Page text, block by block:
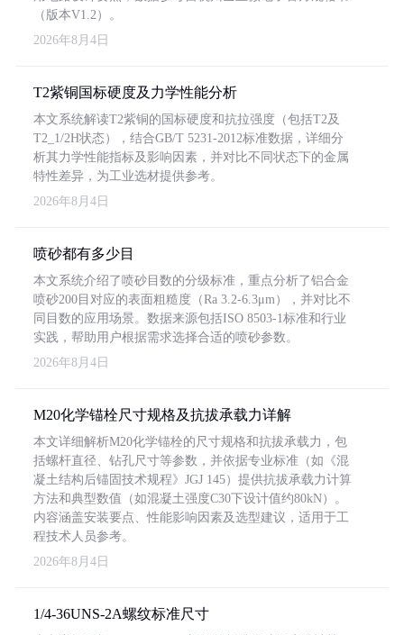
（版本V1.2）。
2026年8月4日
T2紫铜国标硬度及力学性能分析
本文系统解读T2紫铜的国标硬度和抗拉强度（包括T2及
T2_1/2H状态），结合GB/T 5231-2012标准数据，详细分
析其力学性能指标及影响因素，并对比不同状态下的金属
特性差异，为工业选材提供参考。
2026年8月4日
喷砂都有多少目
本文系统介绍了喷砂目数的分级标准，重点分析了铝合金
喷砂200目对应的表面粗糙度（Ra 3.2-6.3μm），并对比不
同目数的应用场景。数据来源包括ISO 8503-1标准和行业
实践，帮助用户根据需求选择合适的喷砂参数。
2026年8月4日
M20化学锚栓尺寸规格及抗拔承载力详解
本文详细解析M20化学锚栓的尺寸规格和抗拔承载力，包
括螺杆直径、钻孔尺寸等参数，并依据专业标准（如《混
凝土结构后锚固技术规程》JGJ 145）提供抗拔承载力计算
方法和典型数值（如混凝土强度C30下设计值约80kN）。
内容涵盖安装要点、性能影响因素及选型建议，适用于工
程技术人员参考。
2026年8月4日
1/4-36UNS-2A螺纹标准尺寸